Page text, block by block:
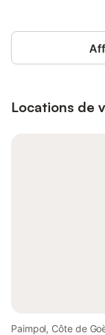
Locations de
Paimpol, Côte de